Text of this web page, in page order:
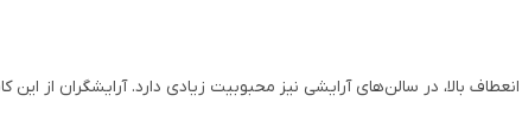
بالا، در سالن‌های آرایشی نیز محبوبیت زیادی دارد. آرایشگران از این